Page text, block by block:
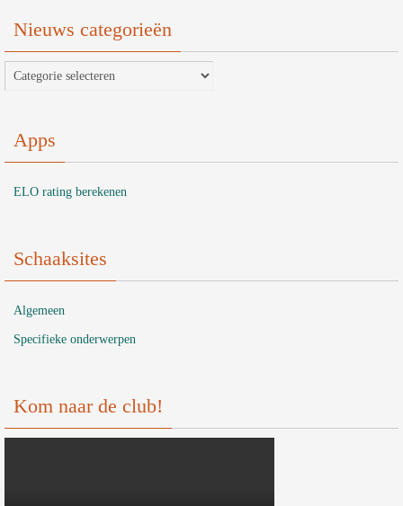
Nieuws categorieën
Nieuws
categorieën
Apps
ELO rating berekenen
Schaaksites
Algemeen
Specifieke onderwerpen
Kom naar de club!